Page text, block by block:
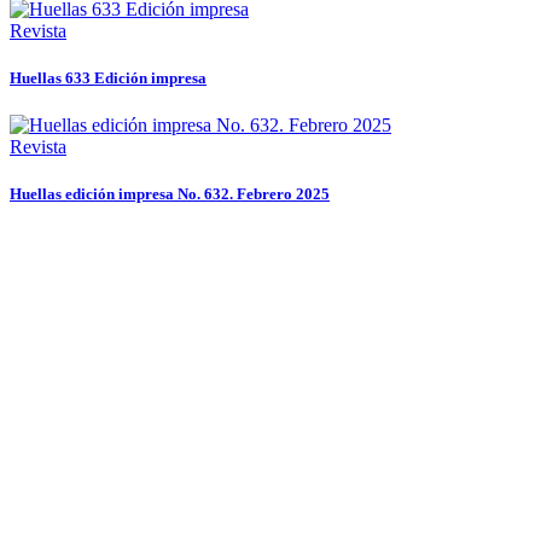
Revista
Huellas 633 Edición impresa
Revista
Huellas edición impresa No. 632. Febrero 2025